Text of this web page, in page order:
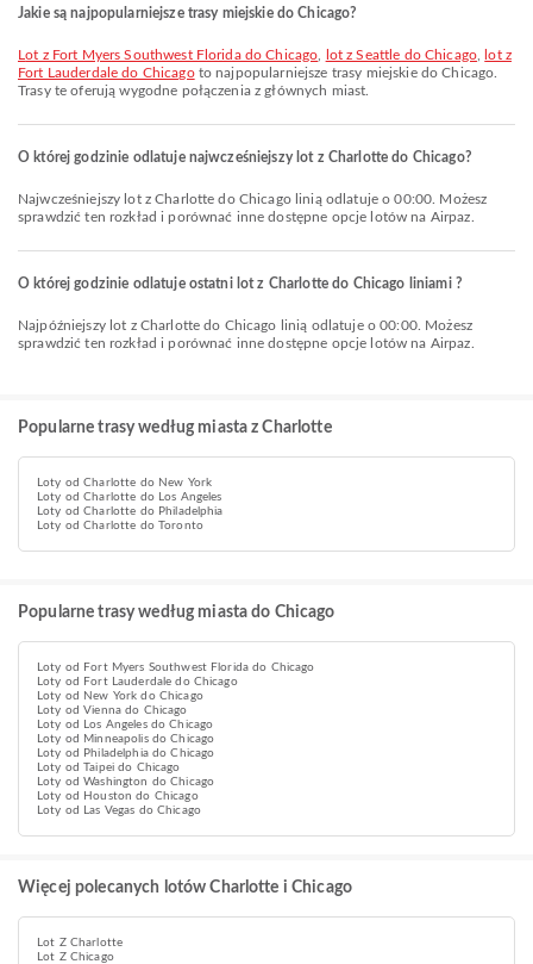
Jakie są najpopularniejsze trasy miejskie do Chicago?
lot z Fort Myers Southwest Florida do Chicago lot z Seattle do Chicago,
lot z
Fort Lauderdale do Chicagoto najpopularniejsze trasy miejskie do Chicago.
Trasy te oferują wygodne połączenia z głównych miast.
O której godzinie odlatuje najwcześniejszy lot z Charlotte do Chicago?
Najwcześniejszy lot z Charlotte do Chicago linią odlatuje o 00:00. Możesz
sprawdzić ten rozkład i porównać inne dostępne opcje lotów na Airpaz.
O której godzinie odlatuje ostatni lot z Charlotte do Chicago liniami ?
Najpóźniejszy lot z Charlotte do Chicago linią odlatuje o 00:00. Możesz
sprawdzić ten rozkład i porównać inne dostępne opcje lotów na Airpaz.
Popularne trasy według miasta z Charlotte
Loty od Charlotte do New York
Loty od Charlotte do Los Angeles
Loty od Charlotte do Philadelphia
Loty od Charlotte do Toronto
Popularne trasy według miasta do Chicago
Loty od Fort Myers Southwest Florida do Chicago
Loty od Fort Lauderdale do Chicago
Loty od New York do Chicago
Loty od Vienna do Chicago
Loty od Los Angeles do Chicago
Loty od Minneapolis do Chicago
Loty od Philadelphia do Chicago
Loty od Taipei do Chicago
Loty od Washington do Chicago
Loty od Houston do Chicago
Loty od Las Vegas do Chicago
Więcej polecanych lotów Charlotte i Chicago
Lot Z Charlotte
Lot Z Chicago